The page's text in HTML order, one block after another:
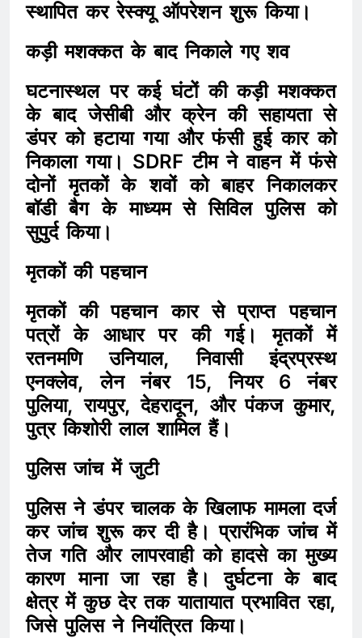
स्थापित कर रेस्क्यू ऑपरेशन शुरू किया।
कड़ी मशक्कत के बाद निकाले गए शव
घटनास्थल पर कई घंटों की कड़ी मशक्कत
के बाद जेसीबी और क्रेन की सहायता से
डंपर को हटाया गया और फंसी हुई कार को
निकाला गया। SDRF टीम ने वाहन में फंसे
दोनों मृतकों के शवों को बाहर निकालकर
बॉडी बैग के माध्यम से सिविल पुलिस को
सुपुर्द किया।
मृतकों की पहचान
मृतकों की पहचान कार से प्राप्त पहचान
पत्रों के आधार पर की गई। मृतकों में
रतनमणि उनियाल, निवासी इंद्रप्रस्थ
एनक्लेव, लेन नंबर 15, नियर 6 नंबर
पुलिया, रायपुर, देहरादून, और पंकज कुमार,
पुत्र किशोरी लाल शामिल हैं।
पुलिस जांच में जुटी
पुलिस ने डंपर चालक के खिलाफ मामला दर्ज
कर जांच शुरू कर दी है। प्रारंभिक जांच में
तेज गति और लापरवाही को हादसे का मुख्य
कारण माना जा रहा है। दुर्घटना के बाद
क्षेत्र में कुछ देर तक यातायात प्रभावित रहा,
जिसे पुलिस ने नियंत्रित किया।